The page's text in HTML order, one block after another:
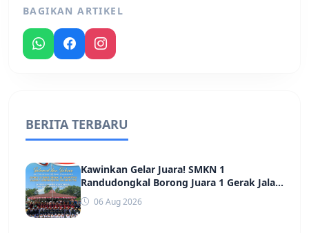
BAGIKAN ARTIKEL
BERITA TERBARU
Kawinkan Gelar Juara! SMKN 1
Randudongkal Borong Juara 1 Gerak Jalan
Putra dan Putri HUT ke-81 RI Kecamatan
Randudongkal
06 Aug 2026